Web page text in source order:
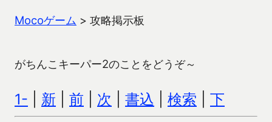
Mocoゲーム > 攻略掲示板
がちんこキーパー2のことをどうぞ～
1- 新 前 次 書込 検索 下